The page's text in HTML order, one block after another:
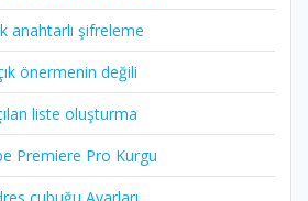
anahtarlı şifreleme
önermenin değili
liste oluşturma
Premiere Pro Kurgu